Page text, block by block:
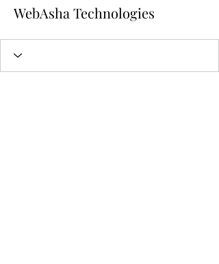
WebAsha Technologies